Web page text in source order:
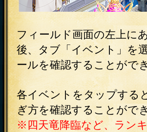
フィールド画面の左上に
後、タブ「イベント」を
ールを確認することがで
各イベントをタップする
ぎ方を確認することがで
※四天竜降臨など、ラン